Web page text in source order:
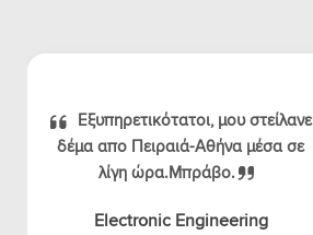
Εξυπηρετικότατοι, μου στείλανε
δέμα απο Πειραιά-Αθήνα μέσα σε
λίγη ώρα.Μπράβο.
Electronic Engineering